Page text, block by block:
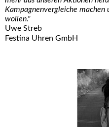
Kampagnenvergleiche machen
wollen."
Uwe Streb
Festina Uhren GmbH